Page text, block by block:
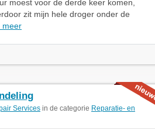
moest voor de derde keer komen,
zit mijn hele droger onder de
meer
Services in de categorie Reparatie- en